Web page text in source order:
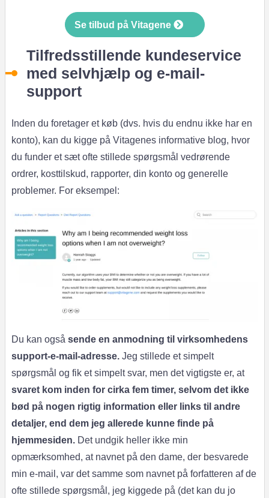
Se tilbud på Vitagene
Tilfredsstillende kundeservice
med selvhjælp og e-mail-
support
Inden du foretager et køb (dvs. hvis du endnu ikke har en
konto), kan du kigge på Vitagenes informative blog, hvor
du funder et sæt ofte stillede spørgsmål vedrørende
ordrer, kosttilskud, rapporter, din konto og generelle
problemer. For eksempel:
Du kan også sende en anmodning til virksomhedens
support-e-mail-adresse.Jeg stillede et simpelt
spørgsmål og fik et simpelt svar, men det vigtigste er, at
svaret kom inden for cirka fem timer, selvom det ikke
bød på nogen rigtig information eller links til andre
detaljer, end dem jeg allerede kunne finde på
hjemmesiden.Det undgik heller ikke min
opmærksomhed, at navnet på den dame, der besvarede
min e-mail, var det samme som navnet på forfatteren af de
ofte stillede spørgsmål, jeg kiggede på (det kan du jo